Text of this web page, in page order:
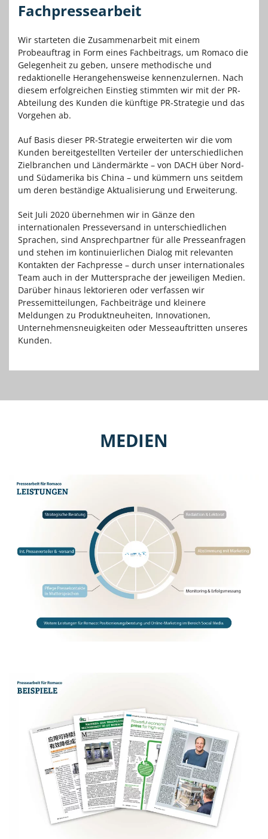
Fachpressearbeit
Wir starteten die Zusammenarbeit mit einem
Probeauftrag in Form eines Fachbeitrags, um Romaco die
Gelegenheit zu geben, unsere methodische und
redaktionelle Herangehensweise kennenzulernen. Nach
diesem erfolgreichen Einstieg stimmten wir mit der PR-
Abteilung des Kunden die künftige PR-Strategie und das
Vorgehen ab.
Auf Basis dieser PR-Strategie erweiterten wir die vom
Kunden bereitgestellten Verteiler der unterschiedlichen
Zielbranchen und Ländermärkte – von DACH über Nord-
und Südamerika bis China – und kümmern uns seitdem
um deren beständige Aktualisierung und Erweiterung.
Seit Juli 2020 übernehmen wir in Gänze den
internationalen Presseversand in unterschiedlichen
Sprachen, sind Ansprechpartner für alle Presseanfragen
und stehen im kontinuierlichen Dialog mit relevanten
Kontakten der Fachpresse – durch unser internationales
Team auch in der Muttersprache der jeweiligen Medien.
Darüber hinaus lektorieren oder verfassen wir
Pressemitteilungen, Fachbeiträge und kleinere
Meldungen zu Produktneuheiten, Innovationen,
Unternehmensneuigkeiten oder Messeauftritten unseres
Kunden.
MEDIEN
PLAY
PLAY